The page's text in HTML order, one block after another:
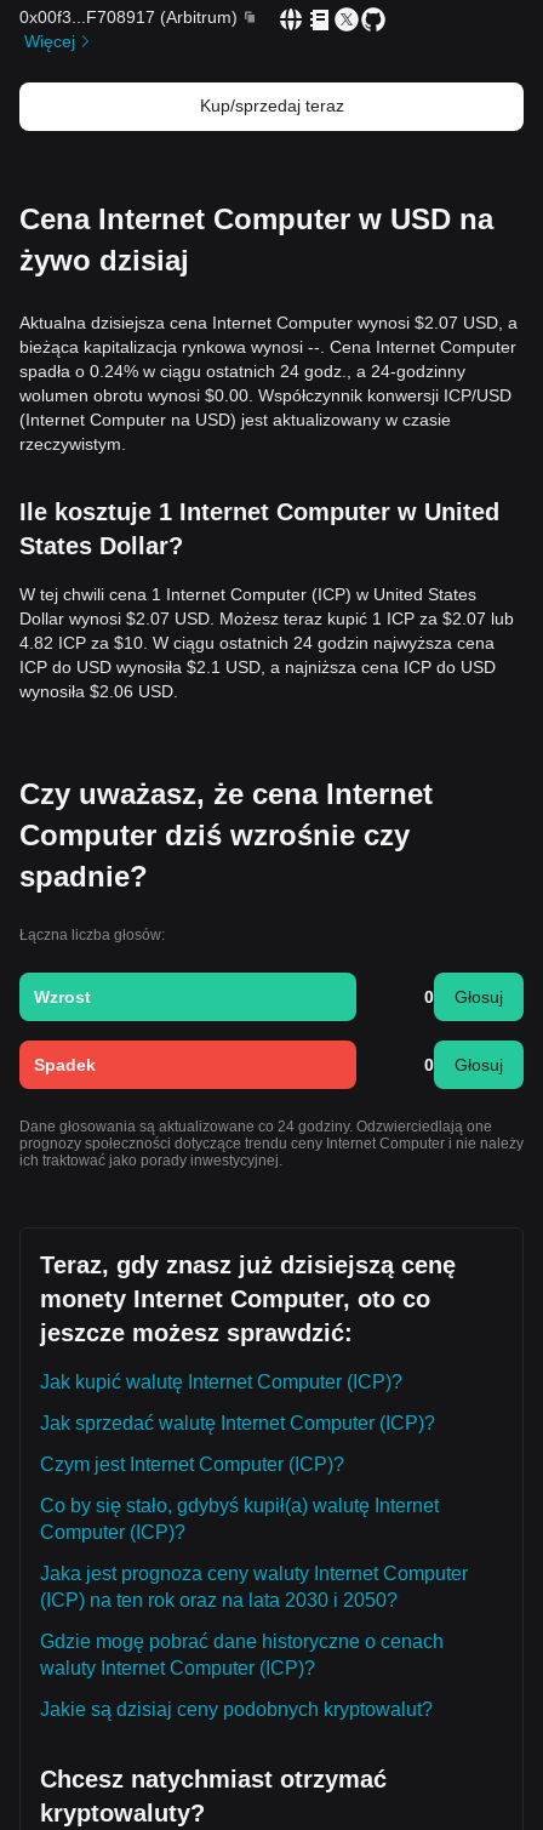
0x00f3 F708917 (Arbitrum)
Więcej
Kup/sprzedaj teraz
Cena Internet Computer w USD na
żywo dzisiaj
Aktualna dzisiejsza cena Internet Computer wynosi $2.07 USD, a
bieżąca kapitalizacja rynkowa wynosi --. Cena Internet Computer
spadła o 0.24% w ciągu ostatnich 24 godz., a 24-godzinny
wolumen obrotu wynosi $0.00. Współczynnik konwersji ICP/USD
(Internet Computer na USD) jest aktualizowany w czasie
rzeczywistym.
Ile kosztuje 1 Internet Computer w United
States Dollar?
W tej chwili cena 1 Internet Computer (ICP) w United States
Dollar wynosi $2.07 USD. Możesz teraz kupić 1 ICP za $2.07 lub
4.82 ICP za $10. W ciągu ostatnich 24 godzin najwyższa cena
ICP do USD wynosiła $2.1 USD, a najniższa cena ICP do USD
wynosiła $2.06 USD.
Czy uważasz, że cena Internet
Computer dziś wzrośnie czy
spadnie?
Łączna liczba głosów:
Wzrost 0 Głosuj
Spadek 0 Głosuj
Dane głosowania są aktualizowane co 24 godziny. Odzwierciedlają one
prognozy społeczności dotyczące trendu ceny Internet Computer i nie należy
ich traktować jako porady inwestycyjnej.
Teraz, gdy znasz już dzisiejszą cenę
monety Internet Computer, oto co
jeszcze możesz sprawdzić:
Jak kupić walutę Internet Computer (ICP)?
Jak sprzedać walutę Internet Computer (ICP)?
Czym jest Internet Computer (ICP)?
Co by się stało, gdybyś kupił(a) walutę Internet
Computer (ICP)?
Jaka jest prognoza ceny waluty Internet Computer
(ICP) na ten rok oraz na lata 2030 i 2050?
Gdzie mogę pobrać dane historyczne o cenach
waluty Internet Computer (ICP)?
Jakie są dzisiaj ceny podobnych kryptowalut?
Chcesz natychmiast otrzymać
kryptowaluty?